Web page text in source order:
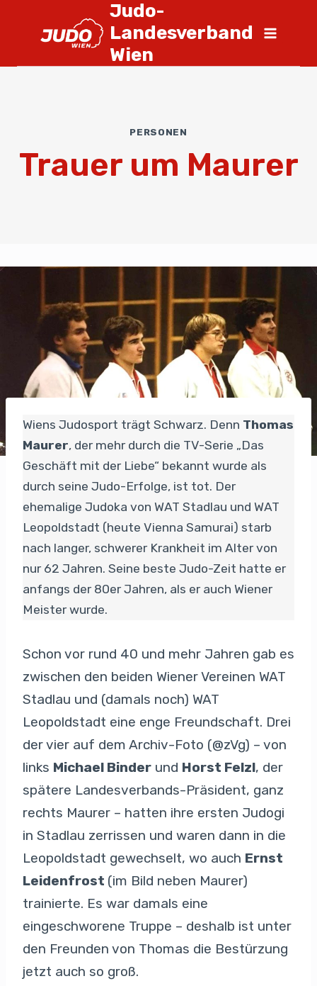
Judo-
Landesverband
Wien
PERSONEN
Trauer um Maurer
Wiens Judosport trägt Schwarz. Denn Thomas
Maurer, der mehr durch die TV-Serie „Das
Geschäft mit der Liebe“ bekannt wurde als
durch seine Judo-Erfolge, ist tot. Der
ehemalige Judoka von WAT Stadlau und WAT
Leopoldstadt (heute Vienna Samurai) starb
nach langer, schwerer Krankheit im Alter von
nur 62 Jahren. Seine beste Judo-Zeit hatte er
anfangs der 80er Jahren, als er auch Wiener
Meister wurde.
Schon vor rund 40 und mehr Jahren gab es
zwischen den beiden Wiener Vereinen WAT
Stadlau und (damals noch) WAT
Leopoldstadt eine enge Freundschaft. Drei
der vier auf dem Archiv-Foto (@zVg) – von
links Michael Binder und Horst Felzl, der
spätere Landesverbands-Präsident, ganz
rechts Maurer – hatten ihre ersten Judogi
in Stadlau zerrissen und waren dann in die
Leopoldstadt gewechselt, wo auch Ernst
Leidenfrost (im Bild neben Maurer)
trainierte. Es war damals eine
eingeschworene Truppe – deshalb ist unter
den Freunden von Thomas die Bestürzung
jetzt auch so groß.